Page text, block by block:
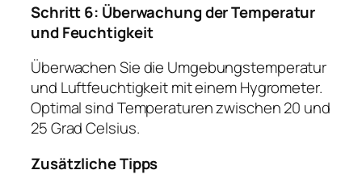
Schritt 6: Überwachung der Temperatur
und Feuchtigkeit
Überwachen Sie die Umgebungstemperatur
und Luftfeuchtigkeit mit einem Hygrometer.
Optimal sind Temperaturen zwischen 20 und
25 Grad Celsius.
Zusätzliche Tipps